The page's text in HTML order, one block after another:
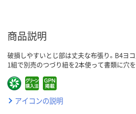
商品説明
破損しやすいとじ部は丈夫な布張り。B4ヨコ
1組で別売のつづり紐を2本使って書類に穴
アイコンの説明